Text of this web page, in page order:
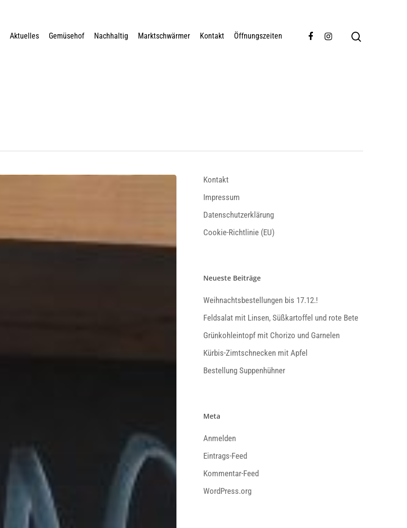
Aktuelles Gemüsehof Nachhaltig Marktschwärmer Kontakt Öffnungszeiten
Kontakt
Impressum
Datenschutzerklärung
Cookie-Richtlinie (EU)
Neueste Beiträge
Weihnachtsbestellungen bis 17.12.!
Feldsalat mit Linsen, Süßkartoffel und rote Bete
Grünkohleintopf mit Chorizo und Garnelen
Kürbis-Zimtschnecken mit Apfel
Bestellung Suppenhühner
Meta
Anmelden
Eintrags-Feed
Kommentar-Feed
WordPress.org